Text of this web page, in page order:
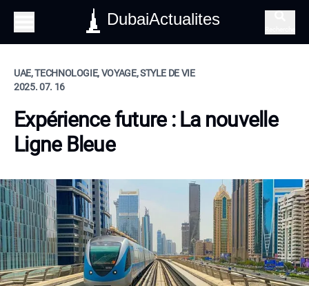
DubaiActualites
UAE, TECHNOLOGIE, VOYAGE, STYLE DE VIE
2025. 07. 16
Expérience future : La nouvelle
Ligne Bleue